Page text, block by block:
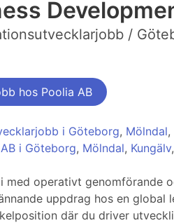
/
hos Poolia AB
i Göteborg, Mölndal,
i Göteborg, Mölndal, Kungälv,
med operativt genomförande
uppdrag hos en global
där du driver